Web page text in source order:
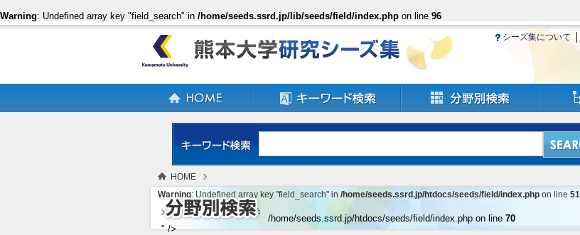
Warning: Undefined array key "field_search" in /home/seeds.ssrd.jp/lib/seeds/field/index.php on line 96
シーズ集について
HOME
Warning: Undefined array key "field_search" in/home/seeds.ssrd.jp/htdocs/seeds/field/index.php on line 51
工学領域
材料工学
/home/seeds.ssrd.jp/htdocs/seeds/field/index.php on line 70
" />